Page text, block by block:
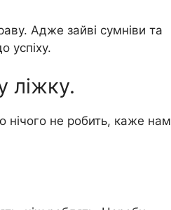
Адже зайві сумніви та
успіху.
ліжку.
нічого не робить, каже нам